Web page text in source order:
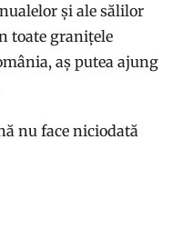
și ale sălilor
toate granițele
aș putea ajung
nu face niciodată